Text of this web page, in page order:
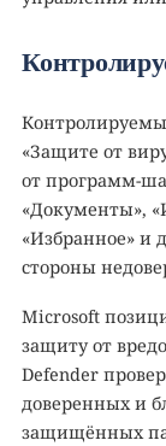
«Защите от
от программ-
«Документы»,
«Избранное» и
стороны
Microsoft
защиту от
Defender
доверенных и
защищённых